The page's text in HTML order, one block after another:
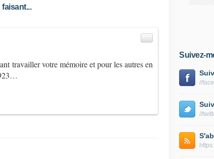
travailler votre mémoire et pour les autres en
Suivez-
//
//